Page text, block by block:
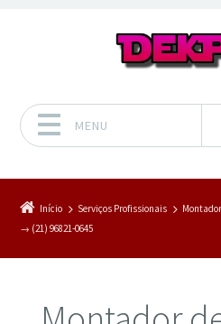
MENU
Início Serviços Profissionais
→ (21) 96821-0645